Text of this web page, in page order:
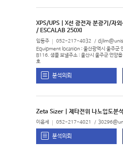
XPS/UPS | X선 광전자 분광기/자외
/ ESCALAB 250XI
임동주 052-217-4032
Equipment location : 울산광역시 울주군
B116. 샘플 보낼주소 : 울산시 울주군 언양
호
분석의뢰
Zeta Sizer | 제타전위 나노입도분석
이윤세 052-217-4021
분석의뢰